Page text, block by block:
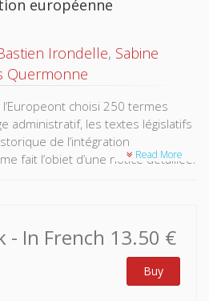
européenne
Irondelle, Sabine
Quermonne
choisi 250 termes
administratif, les textes législatifs
de l’intégration
fait l’objet d’une notice détaillée,
fait de la transparence une
objectif de contribuer à clarifier
implications sont présentes dans
Read More
- In French 13.50 €
Buy